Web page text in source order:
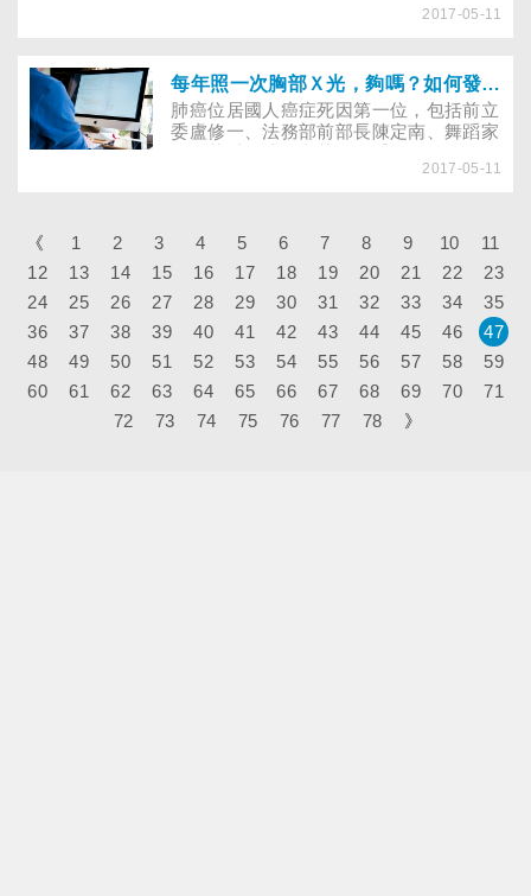
熱更舒爽」、「綠茶精油能抑制細菌、消
2017-05-11
每年照一次胸部Ｘ光，夠嗎？如何發現早期肺癌？
肺癌位居國人癌症死因第一位，包括前立
委盧修一、法務部前部長陳定南、舞蹈家
少名人皆因肺腺癌辭世；就連前副總統蕭
腺癌的患者。早期發現，早期治療，是延
進步，檢測儀器愈來愈多元，胸部Ｘ光攝
影、低劑量電腦斷層（LDCT）、核磁共
振（MRI）及正子造影（PET），究竟哪
一種檢查方式，能精準地發現早期肺癌
呢？
2017-05-11
《 1 2 3 4 5 6 7 8 9 10
11
12
13 14 15 16 17 18 19 20 21 22
23
24
25 26 27 28 29 30 31 32 33 34
35
36
37 38 39 40 41 42 43 44 45 46
47
48
49 50 51 52 53 54 55 56 57 58
59
60
61 62 63 64 65 66 67 68 69 70
71
72
73 74 75 76 77 78 》